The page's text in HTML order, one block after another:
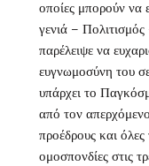
οποίες μπορούν να
γενιά –
παρέλειψε να
ευγνωμοσύνη του
υπάρχει το
από τον
προέδρους και όλες
ομοσπονδίες στις